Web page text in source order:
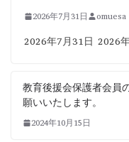
2026年7月31日 omuesa
2026年7月31日 2026
教育後援会保護者会員
願いいたします。
2024年10月15日